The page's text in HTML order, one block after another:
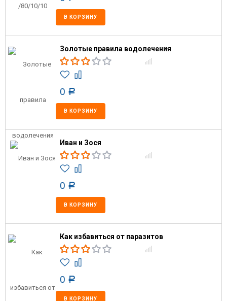
В КОРЗИНУ
Золотые правила водолечения
0 Р
В КОРЗИНУ
Иван и Зося
0 Р
В КОРЗИНУ
Как избавиться от паразитов
0 Р
В КОРЗИНУ